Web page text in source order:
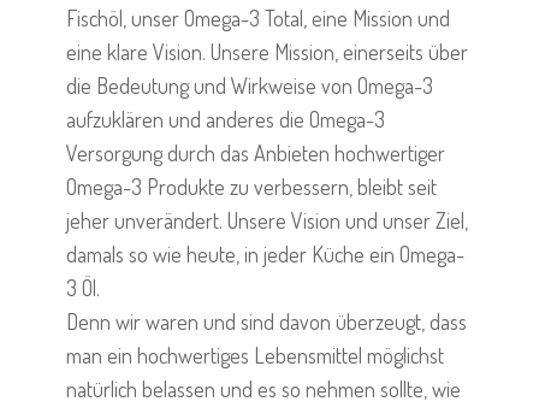
Fischöl, unser Omega-3 Total, eine Mission und
eine klare Vision. Unsere Mission, einerseits über
die Bedeutung und Wirkweise von Omega-3
aufzuklären und anderes die Omega-3
Versorgung durch das Anbieten hochwertiger
Omega-3 Produkte zu verbessern, bleibt seit
jeher unverändert. Unsere Vision und unser Ziel,
damals so wie heute, in jeder Küche ein Omega-
3 Öl.
Denn wir waren und sind davon überzeugt, dass
man ein hochwertiges Lebensmittel möglichst
natürlich belassen und es so nehmen sollte, wie